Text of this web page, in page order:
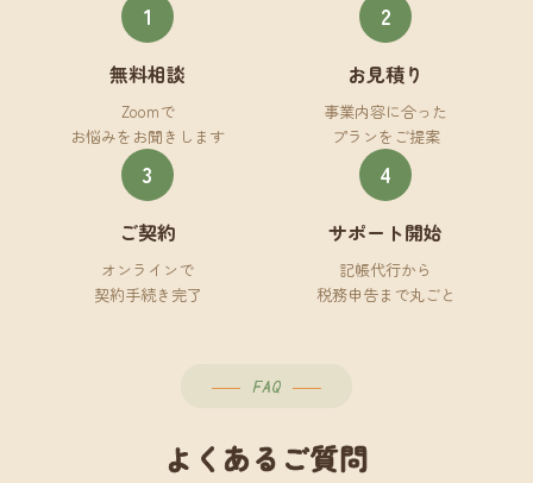
1
無料相談
Zoomで
お悩みをお聞きします
2
お見積り
事業内容に合った
プランをご提案
3
ご契約
オンラインで
契約手続き完了
4
サポート開始
記帳代行から
税務申告まで丸ごと
FAQ
よくあるご質問